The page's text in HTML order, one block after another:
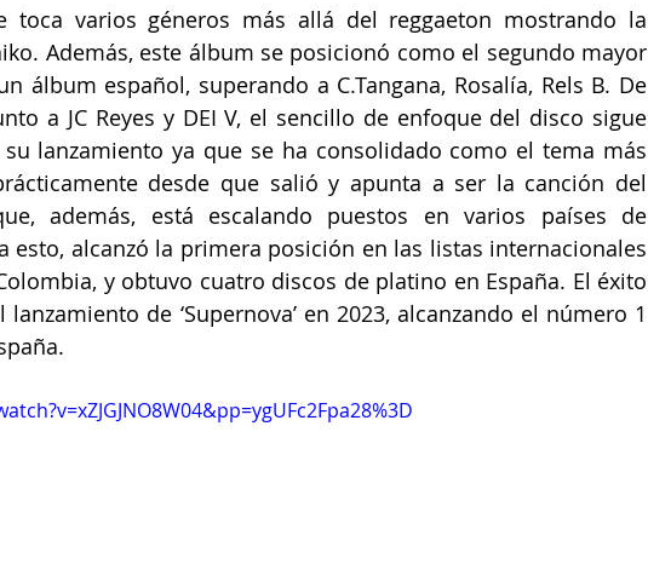
toca varios géneros más allá del reggaeton mostrando la
Además, este álbum se posicionó como el segundo mayor
álbum español, superando a C.Tangana, Rosalía, Rels B. De
a JC Reyes y DEI V, el sencillo de enfoque del disco sigue
lanzamiento ya que se ha consolidado como el tema más
desde que salió y apunta a ser la canción del
además, está escalando puestos en varios países de
esto, alcanzó la primera posición en las listas internacionales
y obtuvo cuatro discos de platino en España. El éxito
de ‘Supernova’ en 2023, alcanzando el número 1